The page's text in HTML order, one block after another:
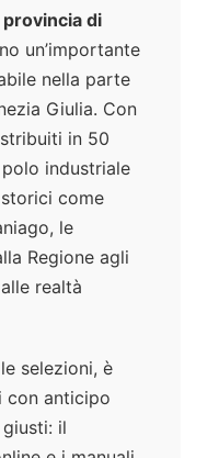
di
un’importante
nella parte
Giulia. Con
in 50
industriale
come
le
Regione agli
realtà
selezioni, è
con anticipo
il